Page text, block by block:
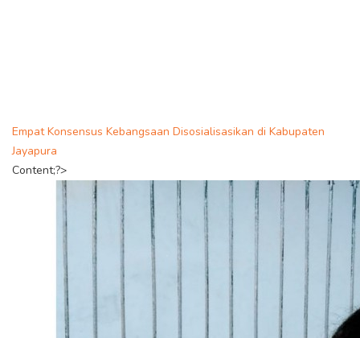
Empat Konsensus Kebangsaan Disosialisasikan di Kabupaten
Jayapura
Content;?>